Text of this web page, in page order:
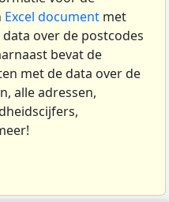
Excel document met
over de postcodes
bevat de
met de data over de
alle adressen,